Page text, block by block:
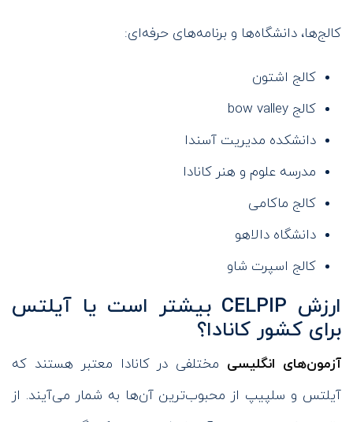
کالج‌ها، دانشگاه‌ها و برنامه‌های حرفه‌ای:
کالج اشتون
کالج bow valley
دانشکده مدیریت آسندا
مدرسه علوم و هنر کانادا
کالج ماکامی
دانشگاه دالاهو
کالج اسپرت شاو
ارزش CELPIP بیشتر است یا آیلتس
برای کشور کانادا؟
آزمون‌های انگلیسی مختلفی در کانادا معتبر هستند که
آیلتس و سلپیپ از محبوب‌ترین آن‌ها به شمار می‌آیند. از